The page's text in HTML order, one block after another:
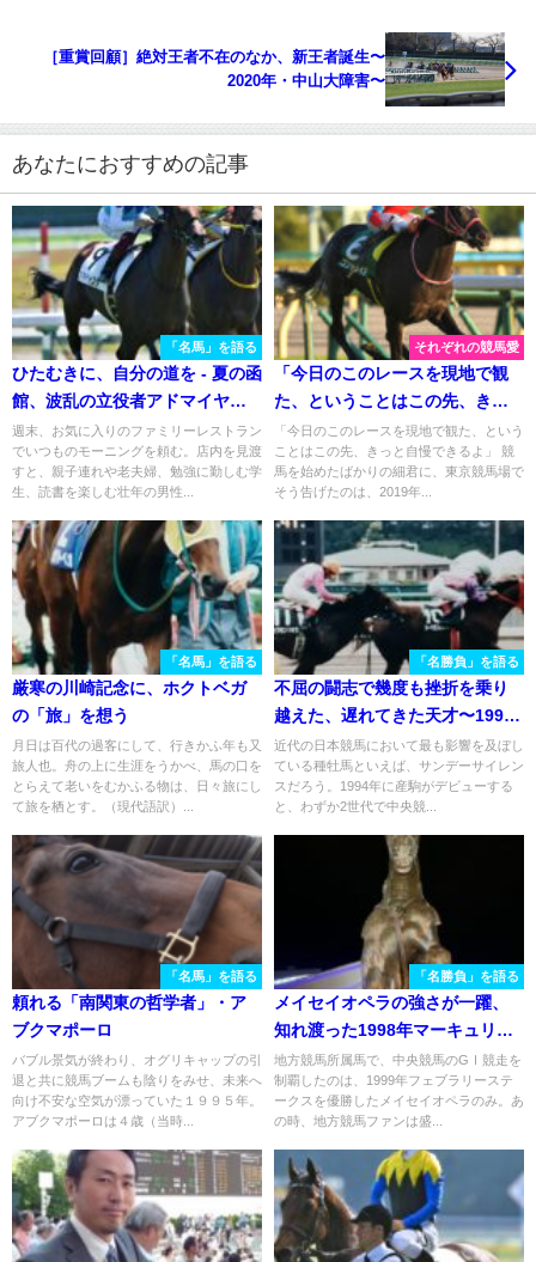
［重賞回顧］絶対王者不在のなか、新王者誕生〜
2020年・中山大障害〜
あなたにおすすめの記事
「名馬」を語る
ひたむきに、自分の道を - 夏の函
館、波乱の立役者アドマイヤジ
ャスタ
週末、お気に入りのファミリーレストラン
でいつものモーニングを頼む。店内を見渡
すと、親子連れや老夫婦、勉強に勤しむ学
生、読書を楽しむ壮年の男性...
それぞれの競馬愛
「今日のこのレースを現地で観
た、ということはこの先、きっ
と自慢できるよ」。二度、そう
言わしめた無敗の三冠馬コント
レイル。
「今日のこのレースを現地で観た、という
ことはこの先、きっと自慢できるよ」 競
馬を始めたばかりの細君に、東京競馬場で
そう告げたのは、2019年...
「名馬」を語る
厳寒の川崎記念に、ホクトベガ
の「旅」を想う
月日は百代の過客にして、行きかふ年も又
旅人也。舟の上に生涯をうかべ、馬の口を
とらえて老いをむかふる物は、日々旅にし
て旅を栖とす。（現代語訳）...
「名勝負」を語る
不屈の闘志で幾度も挫折を乗り
越えた、遅れてきた天才〜1996
年・エプソムカップ〜
近代の日本競馬において最も影響を及ぼし
ている種牡馬といえば、サンデーサイレン
スだろう。1994年に産駒がデビューする
と、わずか2世代で中央競...
「名馬」を語る
頼れる「南関東の哲学者」・ア
ブクマポーロ
バブル景気が終わり、オグリキャップの引
退と共に競馬ブームも陰りをみせ、未来へ
向け不安な空気が漂っていた１９９５年。
アブクマポーロは４歳（当時...
「名勝負」を語る
メイセイオペラの強さが一躍、
知れ渡った1998年マーキュリー
C
地方競馬所属馬で、中央競馬のGⅠ競走を
制覇したのは、1999年フェブラリーステ
ークスを優勝したメイセイオペラのみ。あ
の時、地方競馬ファンは盛...